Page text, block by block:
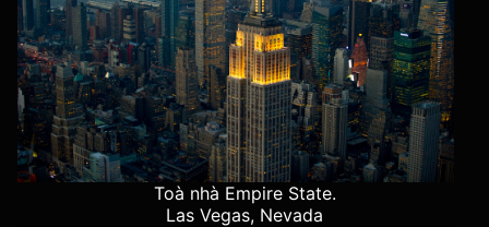
Toà nhà Empire State.
Las Vegas, Nevada